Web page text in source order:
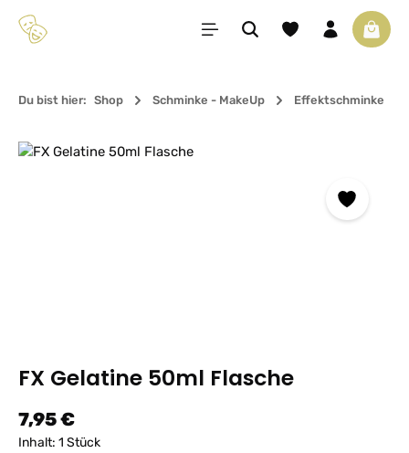
Zum Hauptinhalt springen Du hast 0 Produkte
Du bist hier: Shop Schminke - MakeUp Effektschminke
Bildergalerie überspringen
FX Gelatine 50ml Flasche
Regulärer Preis:
7,95 €
Inhalt: 1 Stück